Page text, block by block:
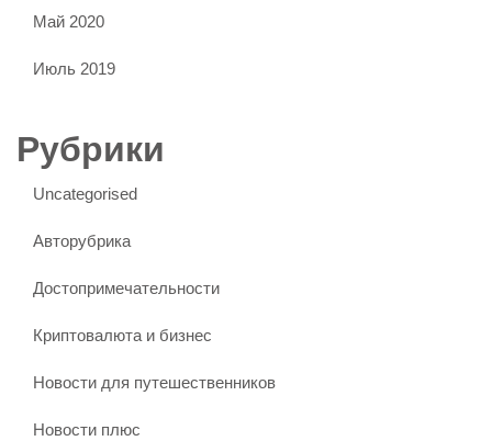
Май 2020
Июль 2019
Рубрики
Uncategorised
Авторубрика
Достопримечательности
Криптовалюта и бизнес
Новости для путешественников
Новости плюс